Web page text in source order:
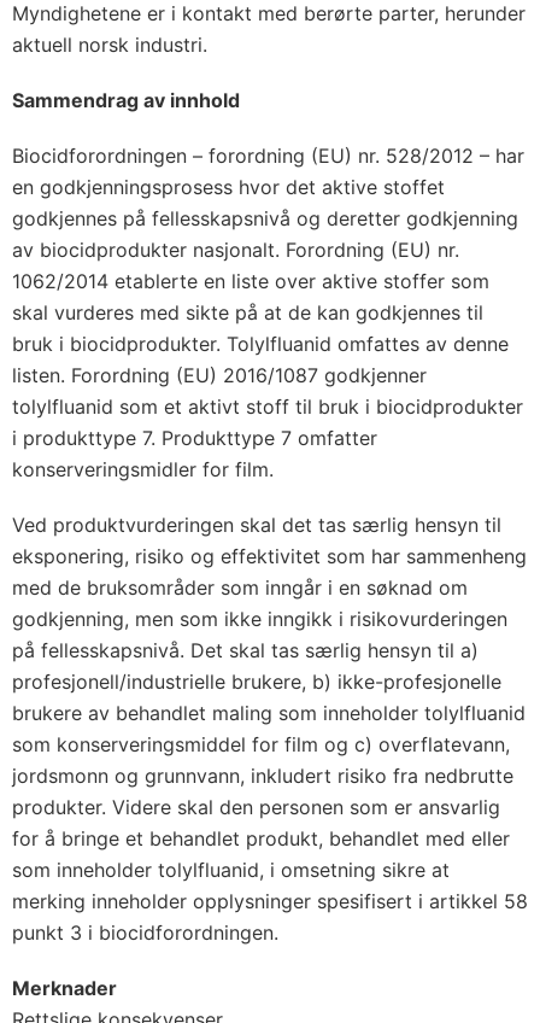
Myndighetene er i kontakt med berørte parter, herunder
aktuell norsk industri.
Sammendrag av innhold
Biocidforordningen – forordning (EU) nr. 528/2012 – har
en godkjenningsprosess hvor det aktive stoffet
godkjennes på fellesskapsnivå og deretter godkjenning
av biocidprodukter nasjonalt. Forordning (EU) nr.
1062/2014 etablerte en liste over aktive stoffer som
skal vurderes med sikte på at de kan godkjennes til
bruk i biocidprodukter. Tolylfluanid omfattes av denne
listen. Forordning (EU) 2016/1087 godkjenner
tolylfluanid som et aktivt stoff til bruk i biocidprodukter
i produkttype 7. Produkttype 7 omfatter
konserveringsmidler for film.
Ved produktvurderingen skal det tas særlig hensyn til
eksponering, risiko og effektivitet som har sammenheng
med de bruksområder som inngår i en søknad om
godkjenning, men som ikke inngikk i risikovurderingen
på fellesskapsnivå. Det skal tas særlig hensyn til a)
profesjonell/industrielle brukere, b) ikke-profesjonelle
brukere av behandlet maling som inneholder tolylfluanid
som konserveringsmiddel for film og c) overflatevann,
jordsmonn og grunnvann, inkludert risiko fra nedbrutte
produkter. Videre skal den personen som er ansvarlig
for å bringe et behandlet produkt, behandlet med eller
som inneholder tolylfluanid, i omsetning sikre at
merking inneholder opplysninger spesifisert i artikkel 58
punkt 3 i biocidforordningen.
Merknader